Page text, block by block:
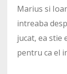
Marius si
intreaba
jucat, ea stie
pentru ca el